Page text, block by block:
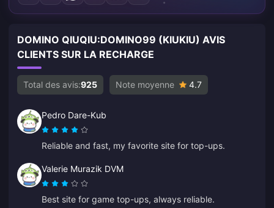
DOMINO QIUQIU:DOMINO99 (KIUKIU) AVIS
CLIENTS SUR LA RECHARGE
Total des avis:925 Note moyenne 4.7
Pedro Dare-Kub
Reliable and fast, my favorite site for top-ups.
Valerie Murazik DVM
Best site for game top-ups, always reliable.